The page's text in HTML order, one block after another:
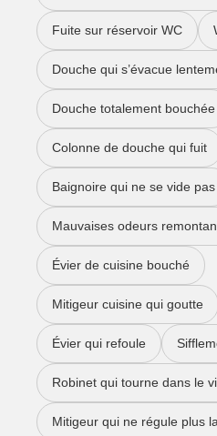
Fuite sur réservoir WC
Douche qui s’évacue
Douche totalement bouchée
Colonne de douche qui fuit
Baignoire qui ne se vide pas
Mauvaises odeurs
Évier de cuisine bouché
Mitigeur cuisine qui goutte
Évier qui refoule
Robinet qui tourne dans le
Mitigeur qui ne régule plus